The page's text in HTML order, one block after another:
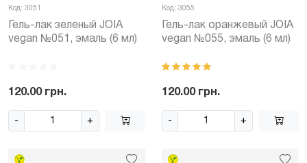
Код: 3051
Гель-лак зеленый JOIA
vegan №051, эмаль (6 мл)
120.00 грн.
- +
Код: 3055
Гель-лак оранжевый JOIA
vegan №055, эмаль (6 мл)
120.00 грн.
- +